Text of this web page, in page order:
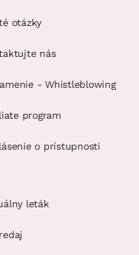
otázky
nás
- Whistleblowing
program
o prístupnosti
leták